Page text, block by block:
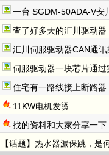
一台 SGDM-50ADA-V安
查了好多天的汇川驱动
汇川伺服驱动器CAN通讯
伺服驱动器一块芯片通
住宅有一路线接上断路
11KW电机发烫
找的资料和大家分享一下：西门子
【话题】热水器漏保跳，是